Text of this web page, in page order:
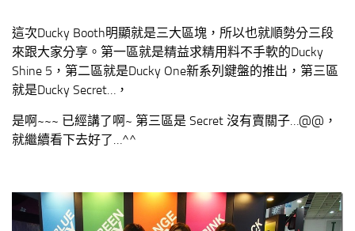
這次Ducky Booth明顯就是三大區塊，所以也就順勢分三段
來跟大家分享。第一區就是精益求精用料不手軟的Ducky
Shine 5，第二區就是Ducky One新系列鍵盤的推出，第三區
就是Ducky Secret…，
是啊~~~ 已經講了啊~ 第三區是 Secret 沒有賣關子…@@，
就繼續看下去好了…^^